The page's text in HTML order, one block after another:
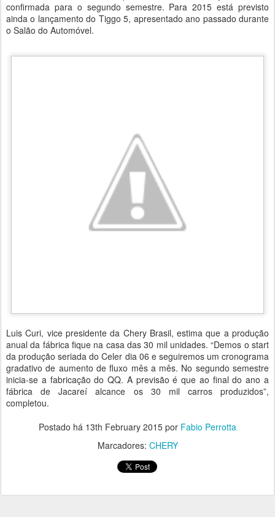
confirmada para o segundo semestre. Para 2015 está previsto
ainda o lançamento do Tiggo 5, apresentado ano passado durante
o Salão do Automóvel.
Luis Curi, vice presidente da Chery Brasil, estima que a produção
anual da fábrica fique na casa das 30 mil unidades. “Demos o start
da produção seriada do Celer dia 06 e seguiremos um cronograma
gradativo de aumento de fluxo mês a mês. No segundo semestre
inicia-se a fabricação do QQ. A previsão é que ao final do ano a
fábrica de Jacareí alcance os 30 mil carros produzidos”,
completou.
Postado há 13th February 2015 por Fabio Perrotta
Marcadores: CHERY